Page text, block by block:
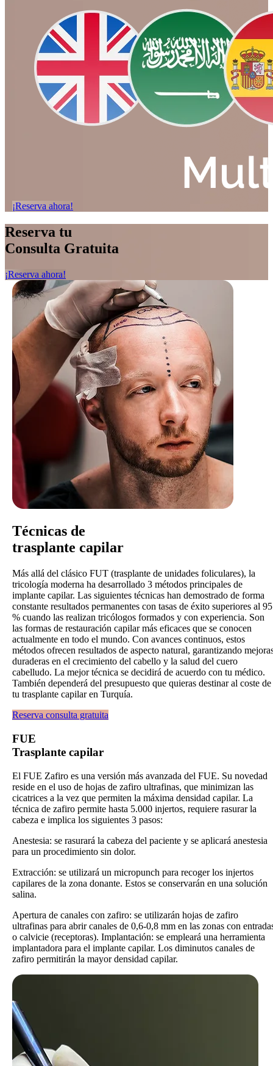
¡Reserva ahora!
Reserva tu
Consulta Gratuita
¡Reserva ahora!
Técnicas de
trasplante capilar
Más allá del clásico FUT (trasplante de unidades foliculares), la
tricología moderna ha desarrollado 3 métodos principales de
implante capilar. Las siguientes técnicas han demostrado de forma
constante resultados permanentes con tasas de éxito superiores al 95
% cuando las realizan tricólogos formados y con experiencia. Son
las formas de restauración capilar más eficaces que se conocen
actualmente en todo el mundo. Con avances continuos, estos
métodos ofrecen resultados de aspecto natural, garantizando
duraderas en el crecimiento del cabello y la salud del cuero
cabelludo. La mejor técnica se decidirá de acuerdo con tu médico.
También dependerá del presupuesto que quieras destinar al coste de
tu trasplante capilar en Turquía.
Reserva consulta gratuita
FUE
Trasplante capilar
El FUE Zafiro es una versión más avanzada del FUE. Su novedad
reside en el uso de hojas de zafiro ultrafinas, que minimizan las
cicatrices a la vez que permiten la máxima densidad capilar. La
técnica de zafiro permite hasta 5.000 injertos, requiere rasurar la
cabeza e implica los siguientes 3 pasos:
Anestesia: se rasurará la cabeza del paciente y se aplicará anestesia
para un procedimiento sin dolor.
Extracción: se utilizará un micropunch para recoger los injertos
capilares de la zona donante. Estos se conservarán en una solución
salina.
Apertura de canales con zafiro: se utilizarán hojas de zafiro
ultrafinas para abrir canales de 0,6-0,8 mm en las zonas con
o calvicie (receptoras). Implantación: se empleará una herramienta
implantadora para el implante capilar. Los diminutos canales de
zafiro permitirán la mayor densidad capilar.